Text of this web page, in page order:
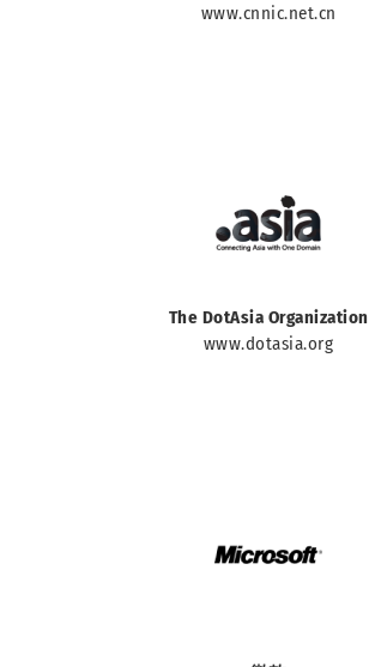
www.cnnic.net.cn
The DotAsia Organization
www.dotasia.org